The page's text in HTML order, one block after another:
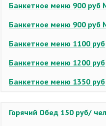
Банкетное меню 900 руб
Банкетное меню 900 руб
Банкетное меню 1100 руб
Банкетное меню 1200 руб
Банкетное меню 1350 руб
Горячий Обед 150 руб/ чел